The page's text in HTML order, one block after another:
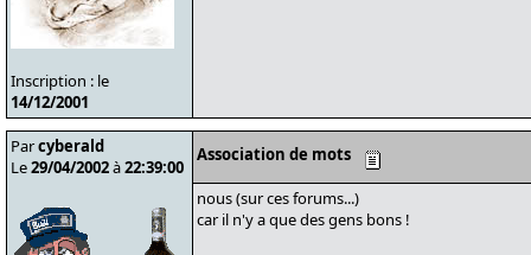
Inscription : le
14/12/2001
Parcyberald
Le29/04/2002à22:39:00
Association de mots
nous (sur ces forums...)
car il n'y a que des gens bons !